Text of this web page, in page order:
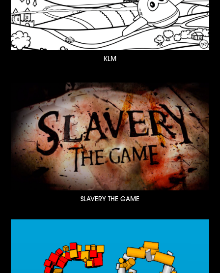
KLM
SLAVERY THE GAME